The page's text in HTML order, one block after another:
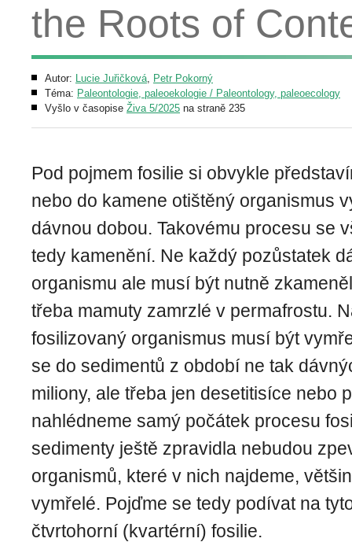
the Roots of
Autor: Lucie Juřičková, Petr Pokorný
Téma: Paleontologie, paleoekologie / Paleontology, paleoecology
Vyšlo v časopise Živa 5/2025 na straně 235
Pod pojmem fosilie si obvykle
nebo do kamene otištěný organismus
dávnou dobou. Takovému procesu se
tedy kamenění. Ne každý pozůstatek
organismu ale musí být nutně
třeba mamuty zamrzlé v permafrostu.
fosilizovaný organismus musí být
se do sedimentů z období ne tak
miliony, ale třeba jen desetitisíce nebo
nahlédneme samý počátek procesu
sedimenty ještě zpravidla nebudou
organismů, které v nich najdeme,
vymřelé. Pojďme se tedy podívat na
čtvrtohorní (kvartérní) fosilie.